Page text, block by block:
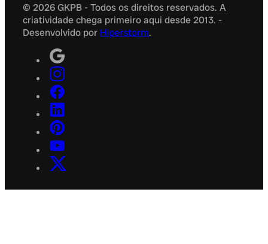
© 2026 GKPB - Todos os direitos reservados. A
criatividade chega primeiro aqui desde 2013. -
Desenvolvido por Hiperstorm.